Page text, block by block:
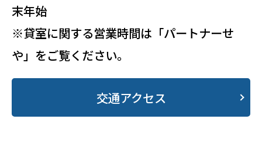
末年始
※貸室に関する営業時間は「パートナーせ
や」をご覧ください。
交通アクセス